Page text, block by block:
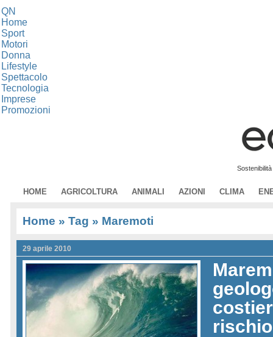
QN
Home
Sport
Motori
Donna
Lifestyle
Spettacolo
Tecnologia
Imprese
Promozioni
HOME AGRICOLTURA ANIMALI AZIONI CLIMA
Home » Tag » Maremoti
29 aprile 2010